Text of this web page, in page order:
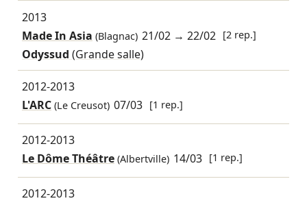
2013
Made In Asia (Blagnac) 21/02 →22/02 [2 rep.]
Odyssud (Grande salle)
2012-2013
L'ARC(Le Creusot) 07/03 [1 rep.]
2012-2013
Le Dôme Théâtre(Albertville) 14/03 [1 rep.]
2012-2013